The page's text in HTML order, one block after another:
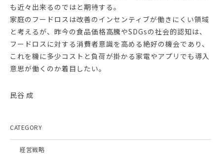
も近々出来るのではと期待する。
家庭のフードロスは改善のインセンティブが働きにくい領域
と考えるが、昨今の食品価格高騰やSDGsの社会的認知は、
フードロスに対する消費者意識を高める絶好の機会であり、
これを機に多少コストと負荷が掛かる家電やアプリでも導入
意思が働くのか着目したい。
民谷 成
CATEGORY
経営戦略